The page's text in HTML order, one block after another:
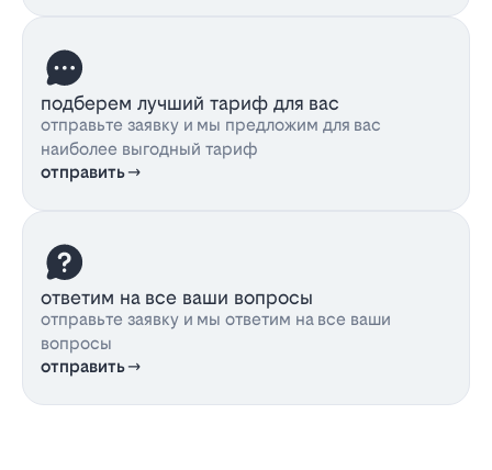
подберем лучший тариф для вас
отправьте заявку и мы предложим для вас
наиболее выгодный тариф
отправить
ответим на все ваши вопросы
отправьте заявку и мы ответим на все ваши
вопросы
отправить